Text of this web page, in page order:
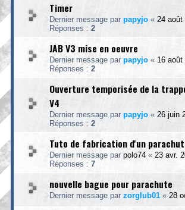
Timer
Dernier message par papyjo « 24 août
Réponses : 2
JAB V3 mise en oeuvre
Dernier message par papyjo « 16 août
Réponses : 2
Ouverture temporisée de la
V4
Dernier message par papyjo « 26 juin
Réponses : 2
Tuto de fabrication d'un
Dernier message par polo74 « 23 avr.
Réponses : 7
nouvelle bague pour parachute
Dernier message par zorglub01 « 28